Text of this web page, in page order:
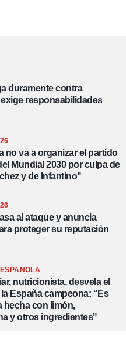
duramente contra
exige responsabilidades
no va a organizar el partido
Mundial 2030 por culpa de
y de Infantino"
al ataque y anuncia
proteger su reputación
nutricionista, desvela el
España campeona: “Es
hecha con limón,
y otros ingredientes"